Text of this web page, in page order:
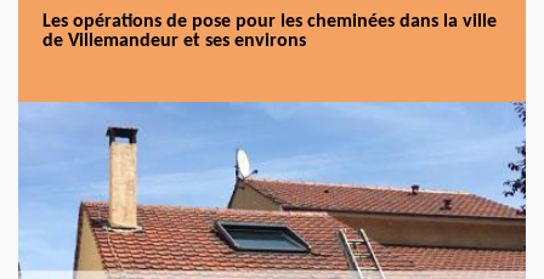
Les opérations de pose pour les cheminées dans la ville
de Villemandeur et ses environs